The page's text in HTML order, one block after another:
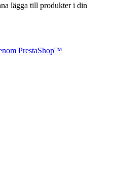
lägga till produkter i din
PrestaShop™